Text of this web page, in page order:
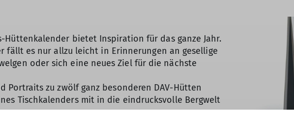
Hüttenkalender bietet Inspiration für das ganze Jahr.
fällt es nur allzu leicht in Erinnerungen an gesellige
oder sich eine neues Ziel für die nächste
Portraits zu zwölf ganz besonderen DAV-Hütten
Tischkalenders mit in die eindrucksvolle Bergwelt